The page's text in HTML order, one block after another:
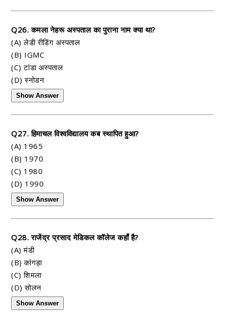
Q26. कमला नेहरू अस्पताल का पुराना नाम क्या था?
(A) लेडी रीडिंग अस्पताल
(B) IGMC
(C) टांडा अस्पताल
(D) स्नोडन
Show Answer
Q27. हिमाचल विश्वविद्यालय कब स्थापित हुआ?
(A) 1965
(B) 1970
(C) 1980
(D) 1990
Show Answer
Q28. राजेंद्र प्रसाद मेडिकल कॉलेज कहाँ है?
(A) मंडी
(B) कांगड़ा
(C) शिमला
(D) सोलन
Show Answer